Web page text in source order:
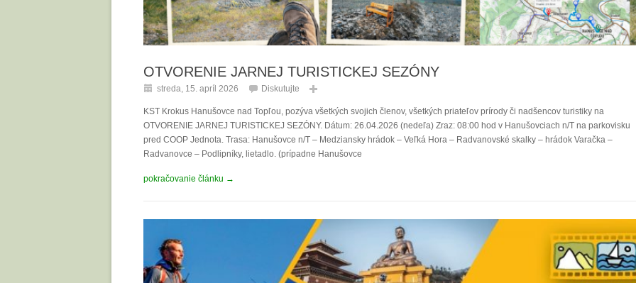
OTVORENIE JARNEJ TURISTICKEJ SEZÓNY
streda, 15. apríl 2026 Diskutujte
KST Krokus Hanušovce nad Topľou, pozýva všetkých svojich členov, všetkých priateľov prírody či nadšencov turistiky na
OTVORENIE JARNEJ TURISTICKEJ SEZÓNY. Dátum: 26.04.2026 (nedeľa) Zraz: 08:00 hod v Hanušovciach n/T na parkovisku
pred COOP Jednota. Trasa: Hanušovce n/T – Medziansky hrádok – Veľká Hora – Radvanovské skalky – hrádok Varačka –
Radvanovce – Podlipníky, lietadlo. (prípadne Hanušovce
pokračovanie článku →